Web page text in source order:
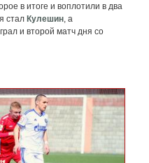
в итоге и воплотили в два
стал Кулешин, а
и второй матч дня со